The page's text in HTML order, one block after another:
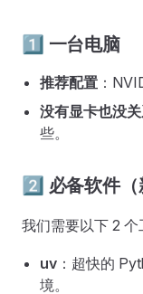
1️⃣ 一台电脑
推荐配置 ：
没有显卡也没
些。
2️⃣ 必备软件（
我们需要以下 2 个
uv ：超快的
境。